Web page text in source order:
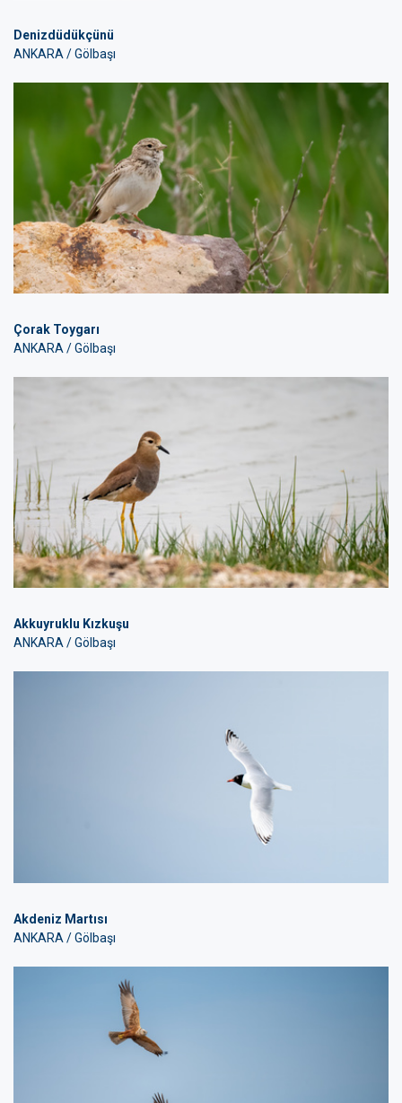
Denizdüdükçünü
ANKARA / Gölbaşı
Çorak Toygarı
ANKARA / Gölbaşı
Akkuyruklu Kızkuşu
ANKARA / Gölbaşı
Akdeniz Martısı
ANKARA / Gölbaşı